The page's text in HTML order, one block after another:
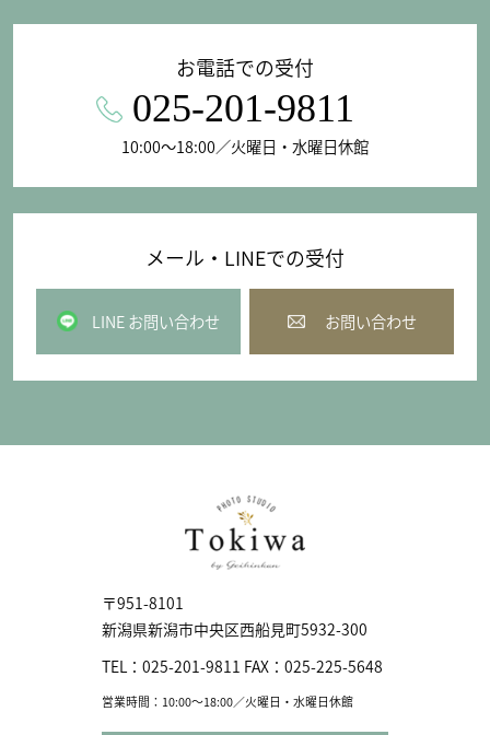
お電話での受付
025-201-9811
10:00〜18:00／火曜日・水曜日休館
メール・LINEでの受付
LINE お問い合わせ お問い合わせ
〒951-8101
新潟県新潟市中央区⻄船見町5932-300
TEL： 025-201-9811 FAX： 025-225-5648
営業時間：10:00〜18:00／火曜日・水曜日休館